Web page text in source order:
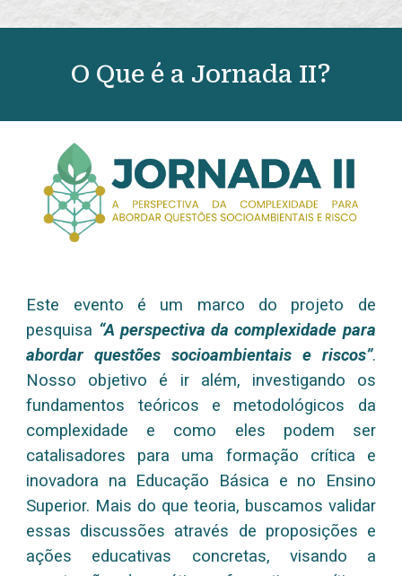
O Que é a Jornada II?
Este evento é um marco do projeto de
pesquisa “A perspectiva da complexidade para
abordar questões socioambientais e riscos”.
Nosso objetivo é ir além, investigando os
fundamentos teóricos e metodológicos da
complexidade e como eles podem ser
catalisadores para uma formação crítica e
inovadora na Educação Básica e no Ensino
Superior. Mais do que teoria, buscamos validar
essas discussões através de proposições e
ações educativas concretas, visando a